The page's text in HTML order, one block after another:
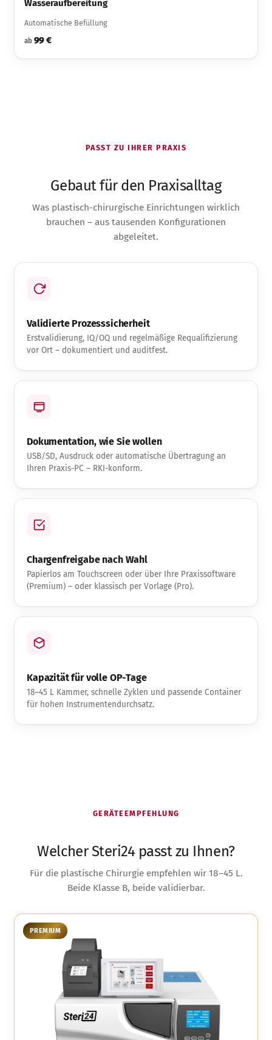
Wasseraufbereitung
Automatische Befüllung
ab99 €
PASST ZU IHRER PRAXIS
Gebaut für den Praxisalltag
Was plastisch-chirurgische Einrichtungen wirklich
brauchen – aus tausenden Konfigurationen
abgeleitet.
Validierte Prozesssicherheit
Erstvalidierung, IQ/OQ und regelmäßige Requalifizierung
vor Ort – dokumentiert und auditfest.
Dokumentation, wie Sie wollen
USB/SD, Ausdruck oder automatische Übertragung an
Ihren Praxis-PC – RKI-konform.
Chargenfreigabe nach Wahl
Papierlos am Touchscreen oder über Ihre Praxissoftware
(Premium) – oder klassisch per Vorlage (Pro).
Kapazität für volle OP-Tage
18–45 L Kammer, schnelle Zyklen und passende Container
für hohen Instrumentendurchsatz.
GERÄTEEMPFEHLUNG
Welcher Steri24 passt zu Ihnen?
Für die plastische Chirurgie empfehlen wir 18–45 L.
Beide Klasse B, beide validierbar.
PREMIUM